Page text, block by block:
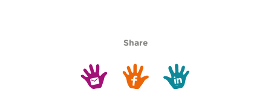
Share